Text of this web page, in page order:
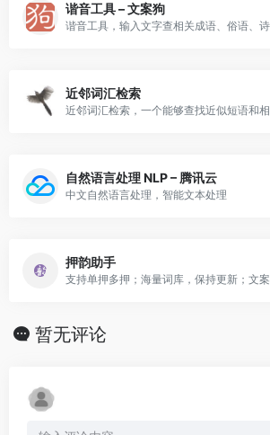
谐音工具 – 文案狗
谐音工具，输入文字查相关成语、俗语、
近邻词汇检索
近邻词汇检索，一个能够查找近似短语和相
自然语言处理 NLP – 腾讯云
中文自然语言处理，智能文本处理
押韵助手
暂无评论